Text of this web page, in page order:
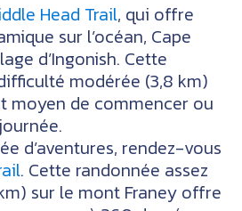
Head Trail, qui offre
sur l’océan, Cape
d’Ingonish. Cette
modérée (3,8 km)
moyen de commencer ou
d’aventures, rendez-vous
. Cette randonnée assez
sur le mont Franey offre